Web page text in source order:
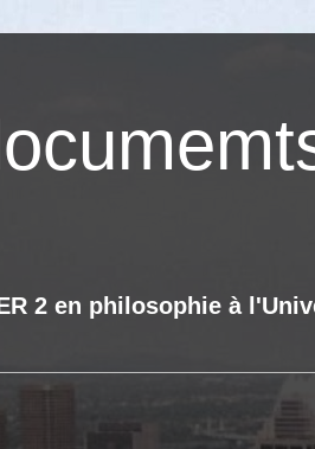
2 en philosophie à